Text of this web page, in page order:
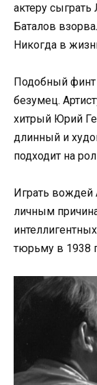
актеру
Баталов
Никогда в
Подобный финт
безумец.
хитрый Юрий
длинный и
подходит на
Играть вождей
личным
тюрьму в 1938